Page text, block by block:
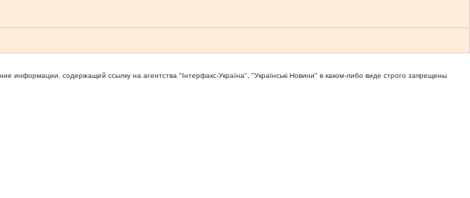
информации, содержащей ссылку на агентства "Iнтерфакс-Україна", "Українськi Новини" в каком-либо виде строго запрещены